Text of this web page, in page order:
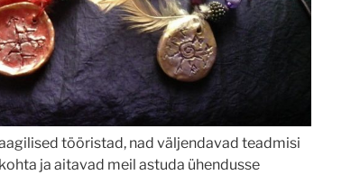
tööristad, nad väljendavad teadmisi
ja aitavad meil astuda ühendusse